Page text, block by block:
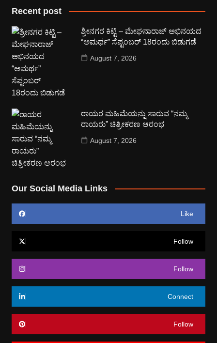
Recent post
ಶ್ರೀನಗರ ಕಿಟ್ಟಿ – ಮೇಘನಾರಾಜ್ ಅಭಿನಯದ
“ಅಮರ್ಥ” ಸೆಪ್ಟಂಬರ್ 18ರಂದು ಬಿಡುಗಡೆ
August 7, 2026
ರಾಯರ ಮಹಿಮೆಯನ್ನು ಸಾರುವ “ನಮ್ಮ
ರಾಯರು” ಚಿತ್ರೀಕರಣ ಆರಂಭ
August 7, 2026
Our Social Media Links
Like
Follow
Follow
Connect
Follow